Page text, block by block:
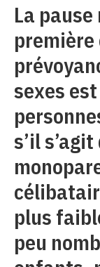
La
première
sexes
s’il
plus
peu